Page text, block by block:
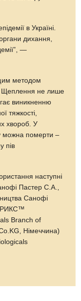
в Україні.
дихання,
—
методом
Щеплення не лише
виникненню
тяжкості,
хвороб. У
можна померти –
пів
наступні
Пастер С.А.,
Санофі
Branch of
Німеччина)